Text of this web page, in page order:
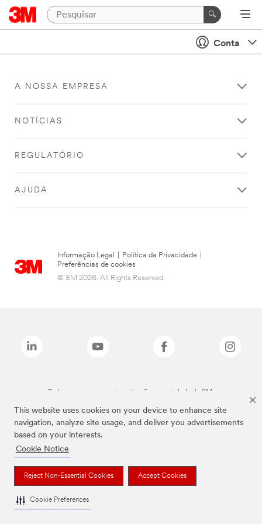
This website uses cookies on your device to enhance site
navigation, analyze site usage, and deliver you advertisements
based on your interests.
Cookie Notice
Reject Non-Essential Cookies Accept Cookies
Cookie Preferences
Conta
A NOSSA EMPRESA
NOTÍCIAS
REGULATÓRIO
AJUDA
Informação Legal Política da Privacidade
Preferências de cookies
© 3M 2026. All Rights Reserved.
Todas as marcas mencionadas são propriedade da 3M.